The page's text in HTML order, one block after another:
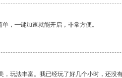
，一键加速就能开启，非常方便。
，玩法丰富。我已经玩了好几个小时，还没